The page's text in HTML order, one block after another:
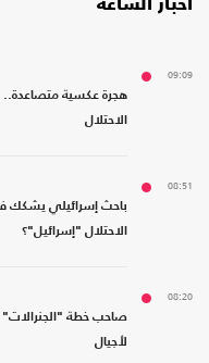
أخبار الساعة
09:09
هجرة عكسية متصاعدة..
الاحتلال
08:51
باحث إسرائيلي
الاحتلال "إسرائيل"؟
08:20
صاحب خطة "الجنرالات"
لأجيال